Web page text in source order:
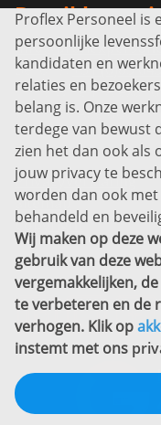
Bereikbaar
Bel ons:+31 (0)85
Prins Willem-
7311 SW Apeldoorn
Disclaimer
Privacyverklaring
Sitemap
Copyright
Bekijk ook
Proflex Personeel is
persoonlijke
kandidaten en
relaties en
belang is. Onze
terdege van bewust
zien het dan ook als
jouw privacy te
worden dan ook
behandeld en
Wij maken op deze
gebruik van deze
vergemakkelijken,
te verbeteren en de
verhogen. Klik op
instemt met ons